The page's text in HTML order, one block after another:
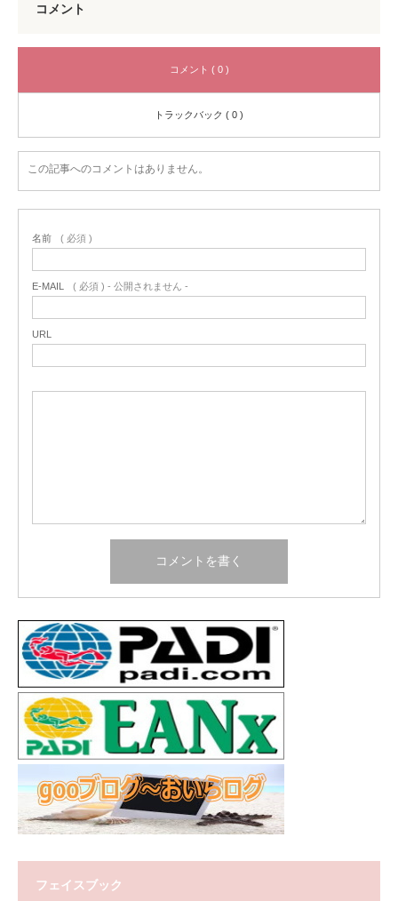
コメント
コメント ( 0 )
トラックバック ( 0 )
この記事へのコメントはありません。
名前 ( 必須 )
E-MAIL ( 必須 ) - 公開されません -
URL
フェイスブック